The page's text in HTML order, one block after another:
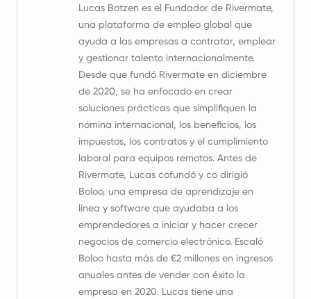
Lucas Botzen es el Fundador de Rivermate,
una plataforma de empleo global que
ayuda a las empresas a contratar, emplear
y gestionar talento internacionalmente.
Desde que fundó Rivermate en diciembre
de 2020, se ha enfocado en crear
soluciones prácticas que simplifiquen la
nómina internacional, los beneficios, los
impuestos, los contratos y el cumplimiento
laboral para equipos remotos. Antes de
Rivermate, Lucas cofundó y co dirigió
Boloo, una empresa de aprendizaje en
línea y software que ayudaba a los
emprendedores a iniciar y hacer crecer
negocios de comercio electrónico. Escaló
Boloo hasta más de €2 millones en ingresos
anuales antes de vender con éxito la
empresa en 2020. Lucas tiene una